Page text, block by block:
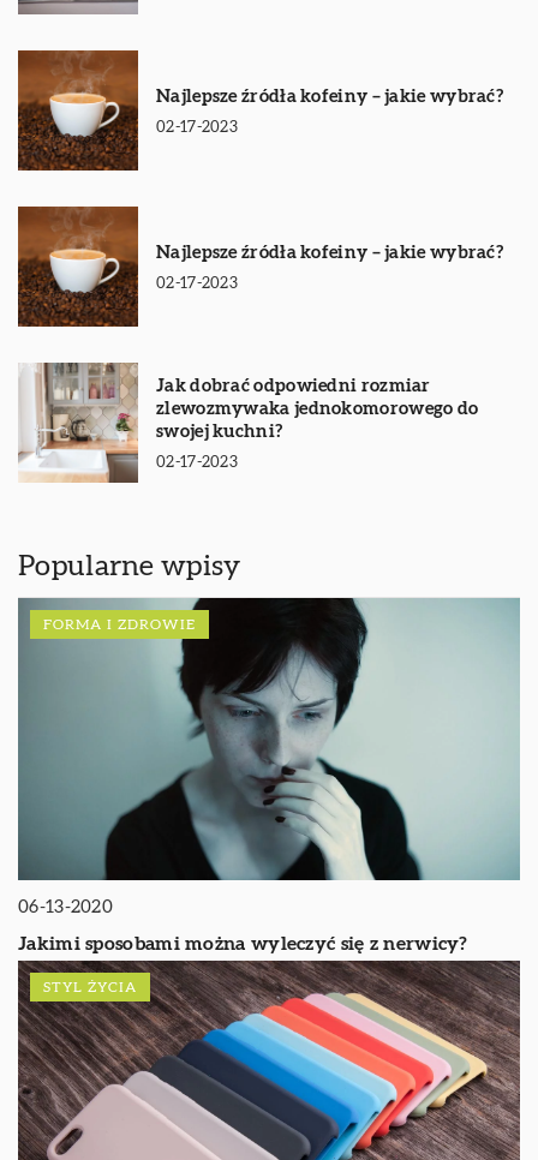
Najlepsze źródła kofeiny – jakie wybrać?
02-17-2023
Najlepsze źródła kofeiny – jakie wybrać?
02-17-2023
Jak dobrać odpowiedni rozmiar
zlewozmywaka jednokomorowego do
swojej kuchni?
02-17-2023
Popularne wpisy
FORMA I ZDROWIE
06-13-2020
Jakimi sposobami można wyleczyć się z nerwicy?
STYL ŻYCIA